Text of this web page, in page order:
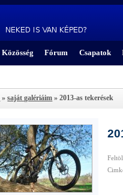
Közösség Fórum Csapatok
»saját galériáim » 2013-as tekerések